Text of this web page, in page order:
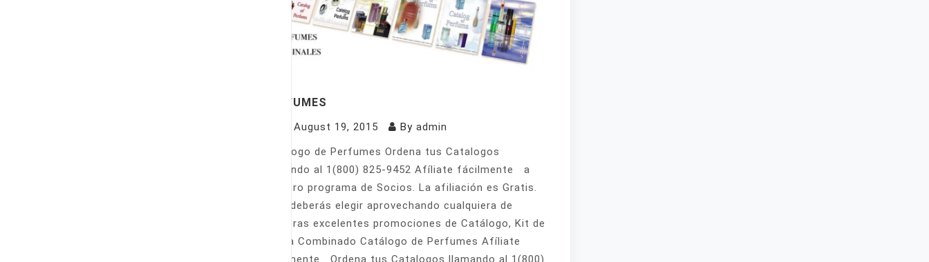
PERFUMES
August 19, 2015 By admin
Catálogo de Perfumes Ordena tus Catalogos
llamando al 1(800) 825-9452 Afíliate fácilmente a
nuestro programa de Socios. La afiliación es Gratis.
Sólo deberás elegir aprovechando cualquiera de
nuestras excelentes promociones de Catálogo, Kit de
Venta Combinado Catálogo de Perfumes Afíliate
fácilmente Ordena tus Catalogos llamando al 1(800)